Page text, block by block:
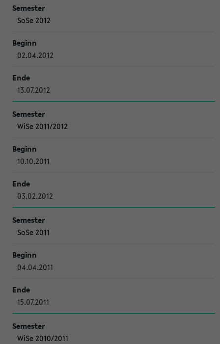
SoSe 2012
02.04.2012
13.07.2012
WiSe 2011/2012
10.10.2011
03.02.2012
SoSe 2011
04.04.2011
15.07.2011
WiSe 2010/2011